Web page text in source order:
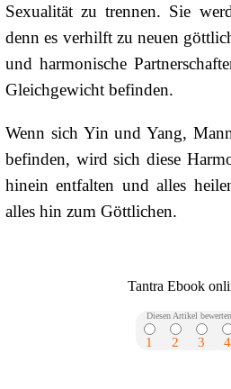
Sexualität zu trennen. Sie
denn es verhilft zu neuen
und harmonische
Gleichgewicht befinden.
Wenn sich Yin und Yang,
befinden, wird sich diese
hinein entfalten und alles
alles hin zum Göttlichen.
Tantra Ebook
Diesen Artikel
1 2 3 4